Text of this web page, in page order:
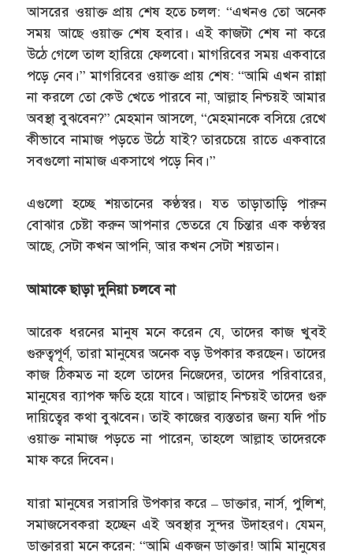
আসরের ওয়াক্ত প্রায় শেষ হতে চলল: “এখনও তো অনেক
সময় আছে ওয়াক্ত শেষ হবার। এই কাজটা শেষ না করে
উঠে গেলে তাল হারিয়ে ফেলবো। মাগরিবের সময় একবারে
পড়ে নেব।” মাগরিবের ওয়াক্ত প্রায় শেষ: “আমি এখন রান্না
না করলে তো কেউ খেতে পারবে না, আল্লাহ নিশ্চয়ই আমার
অবস্থা বুঝবেন?” মেহমান আসলে, “মেহমানকে বসিয়ে রেখে
কীভাবে নামাজ পড়তে উঠে যাই? তারচেয়ে রাতে একবারে
সবগুলো নামাজ একসাথে পড়ে নিব।”
এগুলো হচ্ছে শয়তানের কণ্ঠস্বর। যত তাড়াতাড়ি পারুন
বোঝার চেষ্টা করুন আপনার ভেতরে যে চিন্তার এক কণ্ঠস্বর
আছে, সেটা কখন আপনি, আর কখন সেটা শয়তান।
আমাকে ছাড়া দুনিয়া চলবে না
আরেক ধরনের মানুষ মনে করেন যে, তাদের কাজ খুবই
গুরুত্বপূর্ণ, তারা মানুষের অনেক বড় উপকার করছেন। তাদের
কাজ ঠিকমত না হলে তাদের নিজেদের, তাদের পরিবারের,
মানুষের ব্যাপক ক্ষতি হয়ে যাবে। আল্লাহ নিশ্চয়ই তাদের গুরু
দায়িত্বের কথা বুঝবেন। তাই কাজের ব্যস্ততার জন্য যদি পাঁচ
ওয়াক্ত নামাজ পড়তে না পারেন, তাহলে আল্লাহ তাদেরকে
মাফ করে দিবেন।
যারা মানুষের সরাসরি উপকার করে – ডাক্তার, নার্স, পুলিশ,
সমাজসেবকরা হচ্ছেন এই অবস্থার সুন্দর উদাহরণ। যেমন,
ডাক্তাররা মনে করেন: “আমি একজন ডাক্তার! আমি মানুষের